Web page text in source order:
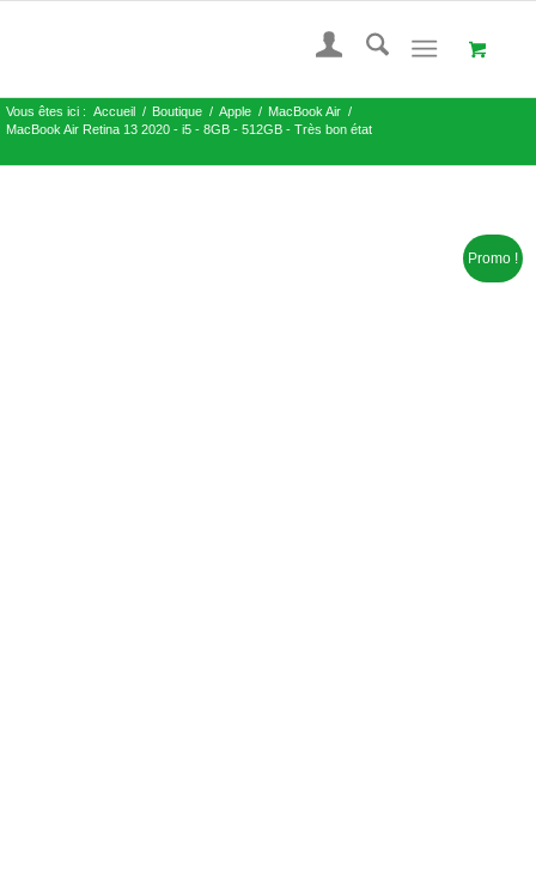
Vous êtes ici : Accueil / Boutique / Apple / MacBook Air /
MacBook Air Retina 13 2020 - i5 - 8GB - 512GB - Très bon état
Promo !